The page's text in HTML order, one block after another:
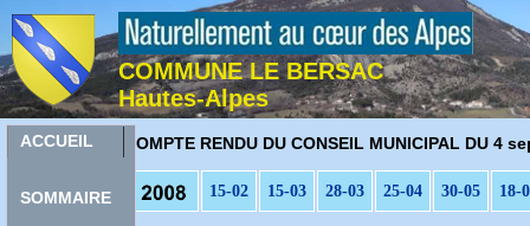
COMMUNE LE BERSAC
Hautes-Alpes
ACCUEIL
SOMMAIRE
OMPTE RENDU DU CONSEIL MUNICIPAL DU 4
15-02 15-03 28-03 25-04 30-05 18-